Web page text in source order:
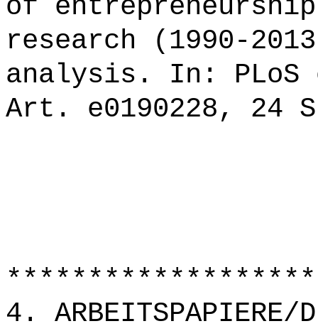
of
research (1990-
analysis. In:
Art. e0190228, 24
4. ARBEITSPAPIERE/